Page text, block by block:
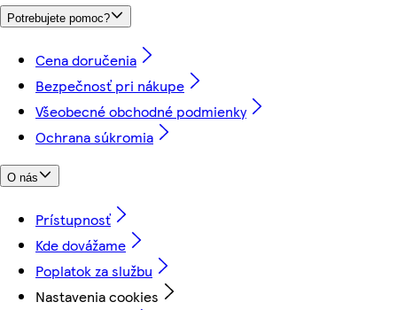
Potrebujete pomoc?
Cena doručenia
Bezpečnosť pri nákupe
Všeobecné obchodné podmienky
Ochrana súkromia
O nás
Prístupnosť
Kde dovážame
Poplatok za službu
Nastavenia cookies